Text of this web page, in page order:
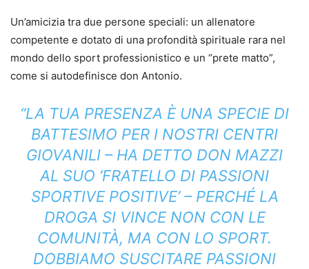
Un’amicizia tra due persone speciali: un allenatore
competente e dotato di una profondità spirituale rara nel
mondo dello sport professionistico e un “prete matto”,
come si autodefinisce don Antonio.
“LA TUA PRESENZA È UNA SPECIE DI
BATTESIMO PER I NOSTRI CENTRI
GIOVANILI – HA DETTO DON MAZZI
AL SUO ‘FRATELLO DI PASSIONI
SPORTIVE POSITIVE’ – PERCHÉ LA
DROGA SI VINCE NON CON LE
COMUNITÀ, MA CON LO SPORT.
DOBBIAMO SUSCITARE PASSIONI